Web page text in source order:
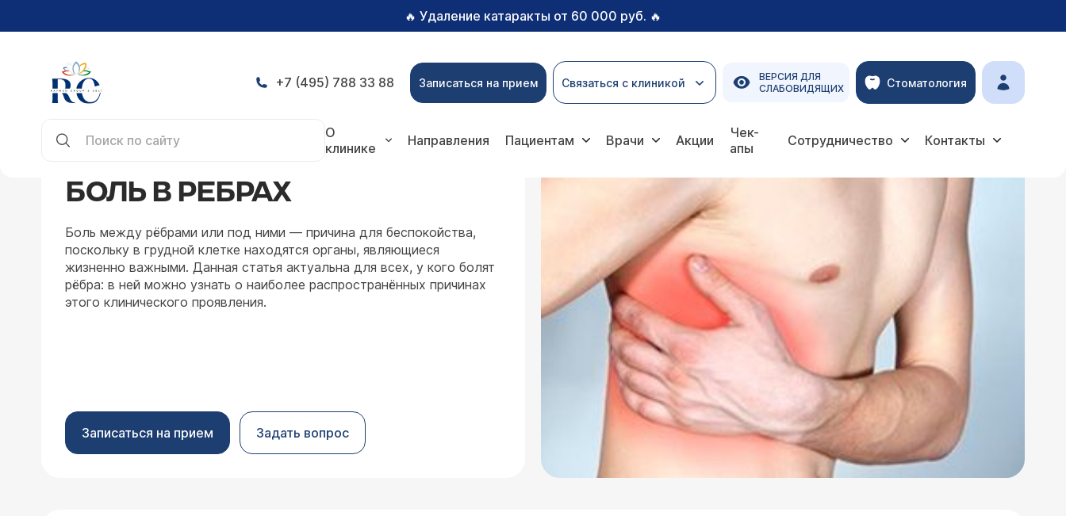
🔥 Удаление катаракты от 60 000 руб. 🔥
+7 (495) 788 33 88 Записаться на прием Связаться с клиникой
ВЕРСИЯ ДЛЯ
СЛАБОВИДЯЩИХ
Стоматология
О
клинике
Направления Пациентам Врачи Акции
Чек-
апы
Сотрудничество Контакты
БОЛЬ В РЕБРАХ
Боль между рёбрами или под ними — причина для беспокойства,
поскольку в грудной клетке находятся органы, являющиеся
жизненно важными. Данная статья актуальна для всех, у кого болят
рёбра: в ней можно узнать о наиболее распространённых причинах
этого клинического проявления.
Записаться на прием Задать вопрос